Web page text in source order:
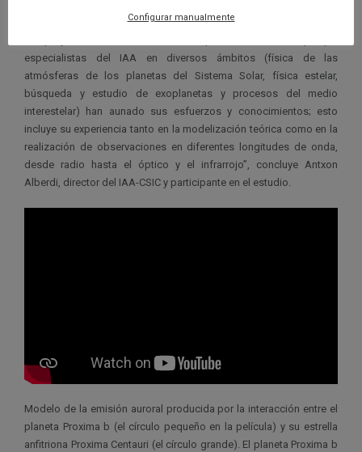
especialistas del IAA en diversos ámbitos (física de las
atmósferas de los planetas del Sistema Solar, física estelar,
búsqueda y estudio de exoplanetas y procesos del medio
interestelar) han aunado sus esfuerzos y conocimientos; esto
incluye su experiencia tanto en la modelización teórica como en la
realización de observaciones en diferentes longitudes de onda,
desde radio hasta el óptico y el infrarrojo”, concluye Antxon
Alberdi, director del IAA-CSIC y participante en el estudio.
Modelo de la emisión auroral producida por la interacción entre el
planeta Proxima b (el círculo pequeño en la película) y su estrella
anfitriona Proxima Centauri (el círculo grande). El planeta Proxima b
Configurar manualmente